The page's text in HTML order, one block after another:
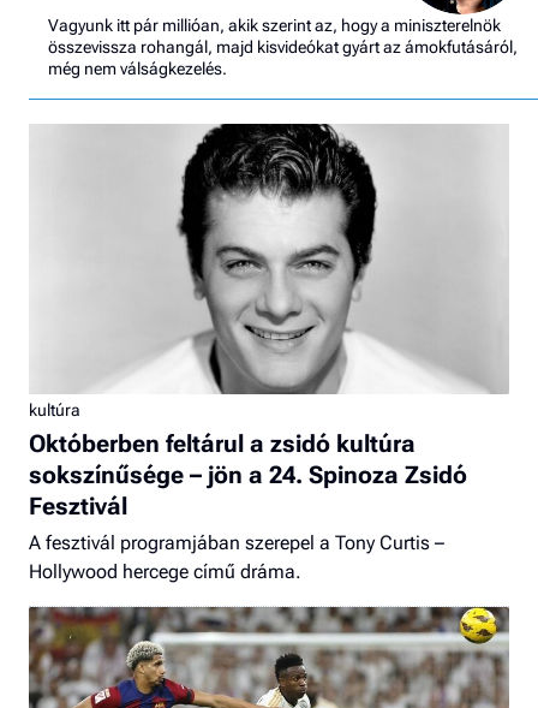
Vagyunk itt pár millióan, akik szerint az, hogy a miniszterelnök
összevissza rohangál, majd kisvideókat gyárt az ámokfutásáról,
még nem válságkezelés.
kultúra
Októberben feltárul a zsidó kultúra
sokszínűsége – jön a 24. Spinoza Zsidó
Fesztivál
A fesztivál programjában szerepel a Tony Curtis –
Hollywood hercege című dráma.